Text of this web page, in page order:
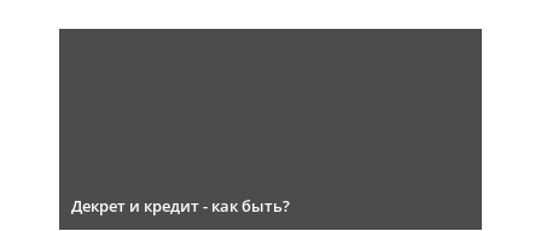
Декрет и кредит - как быть?